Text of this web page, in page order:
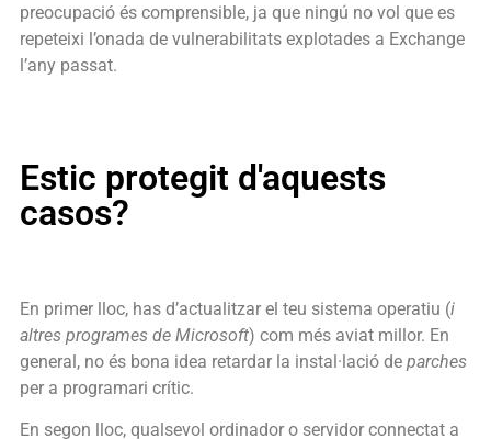
preocupació és comprensible, ja que ningú no vol que es
repeteixi l’onada de vulnerabilitats explotades a Exchange
l’any passat.
Estic protegit d'aquests
casos?
En primer lloc, has d’actualitzar el teu sistema operatiu (i
altres programes de Microsoft) com més aviat millor. En
general, no és bona idea retardar la instal·lació de parches
per a programari crític.
En segon lloc, qualsevol ordinador o servidor connectat a